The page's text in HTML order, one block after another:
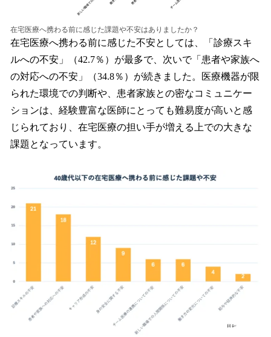
在宅医療へ携わる前に感じた課題や不安はありましたか？
在宅医療へ携わる前に感じた不安としては、「診療スキ
ルへの不安」（42.7％）が最多で、次いで「患者や家族へ
の対応への不安」（34.8％）が続きました。医療機器が限
られた環境での判断や、患者家族との密なコミュニケー
ションは、経験豊富な医師にとっても難易度が高いと感
じられており、在宅医療の担い手が増える上での大きな
課題となっています。